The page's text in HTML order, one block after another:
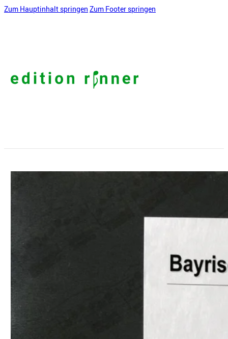
Zum Hauptinhalt springen Zum Footer springen